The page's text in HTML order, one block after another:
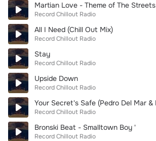
Martian Love - Theme of The Streets
Record Chillout Radio
All I Need (Chill Out Mix)
Record Chillout Radio
Stay
Record Chillout Radio
Upside Down
Record Chillout Radio
Record Chillout Radio
Bronski Beat - Smalltown Boy '
Record Chillout Radio